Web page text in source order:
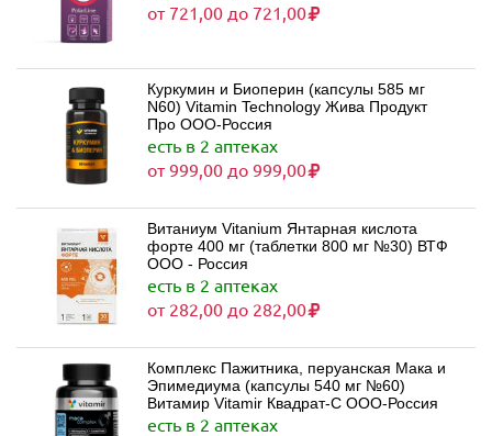
от 721,00 до 721,00
Куркумин и Биоперин (капсулы 585 мг
N60) Vitamin Technology Жива Продукт
Про ООО-Россия
есть в 2 аптеках
от 999,00 до 999,00
Витаниум Vitanium Янтарная кислота
форте 400 мг (таблетки 800 мг №30) ВТФ
ООО - Россия
есть в 2 аптеках
от 282,00 до 282,00
Комплекс Пажитника, перуанская Мака и
Эпимедиума (капсулы 540 мг №60)
Витамир Vitamir Квадрат-С ООО-Россия
есть в 2 аптеках